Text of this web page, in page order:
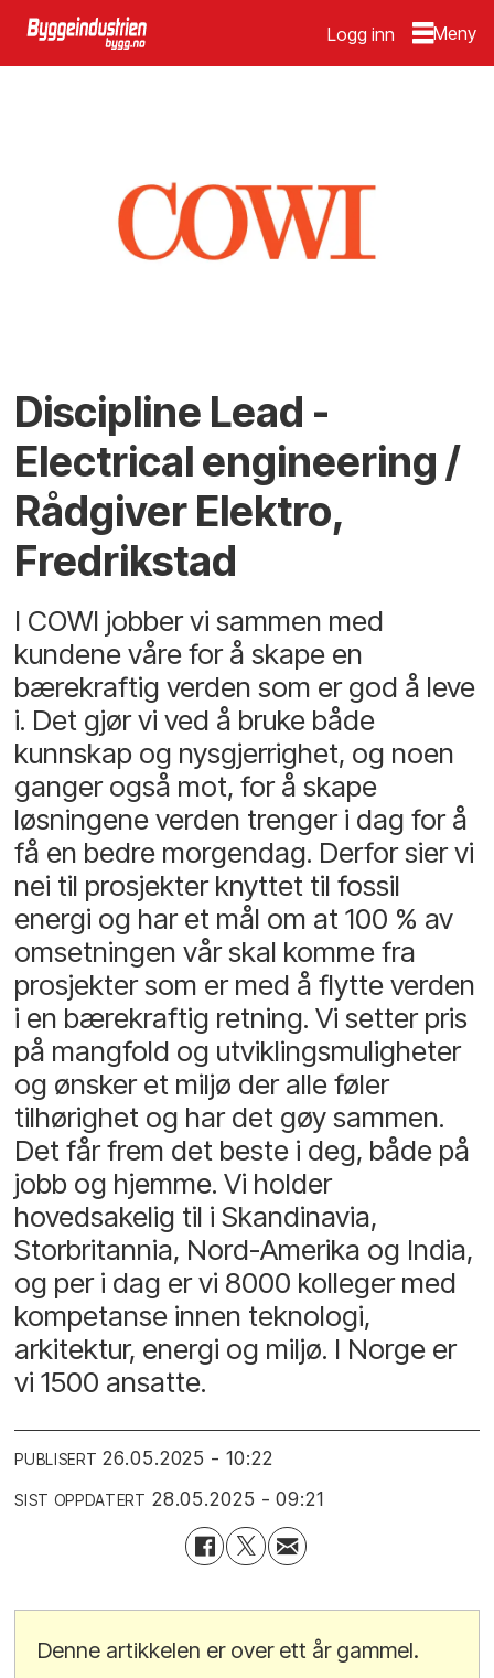
Logg inn
Discipline Lead -
Electrical engineering /
Rådgiver Elektro,
Fredrikstad
I COWI jobber vi sammen med
kundene våre for å skape en
bærekraftig verden som er god å leve
i. Det gjør vi ved å bruke både
kunnskap og nysgjerrighet, og noen
ganger også mot, for å skape
løsningene verden trenger i dag for å
få en bedre morgendag. Derfor sier vi
nei til prosjekter knyttet til fossil
energi og har et mål om at 100 % av
omsetningen vår skal komme fra
prosjekter som er med å flytte verden
i en bærekraftig retning. Vi setter pris
på mangfold og utviklingsmuligheter
og ønsker et miljø der alle føler
tilhørighet og har det gøy sammen.
Det får frem det beste i deg, både på
jobb og hjemme. Vi holder
hovedsakelig til i Skandinavia,
Storbritannia, Nord-Amerika og India,
og per i dag er vi 8000 kolleger med
kompetanse innen teknologi,
arkitektur, energi og miljø. I Norge er
vi 1500 ansatte.
PUBLISERT 26.05.2025 - 10:22
SIST OPPDATERT 28.05.2025 - 09:21
Denne artikkelen er over ett år gammel.